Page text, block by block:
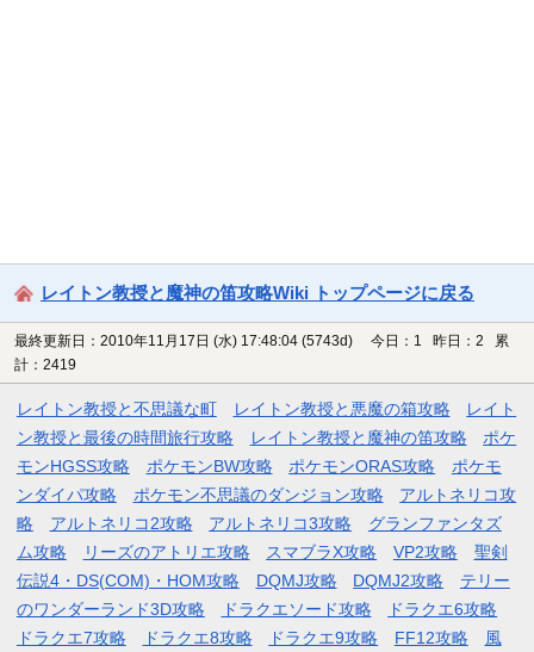
レイトン教授と魔神の笛攻略Wiki トップページに戻る
最終更新日：2010年11月17日 (水) 17:48:04 (5743d)
今日：1 昨日：2 累
計：2419
レイトン教授と不思議な町 レイトン教授と悪魔の箱攻略
レイト
ン教授と最後の時間旅行攻略
レイトン教授と魔神の笛攻略
ポケ
モンHGSS攻略
ポケモンBW攻略 ポケモンORAS攻略
ポケモ
ンダイパ攻略
ポケモン不思議のダンジョン攻略
アルトネリコ攻
略
アルトネリコ2攻略 アルトネリコ3攻略
グランファンタズ
ム攻略
リーズのアトリエ攻略 スマブラX攻略 VP2攻略
聖剣
伝説4・DS(COM)・HOM攻略
DQMJ攻略 DQMJ2攻略
テリー
のワンダーランド3D攻略
ドラクエソード攻略
ドラクエ6攻略
ドラクエ7攻略
ドラクエ8攻略 ドラクエ9攻略 FF12攻略 風